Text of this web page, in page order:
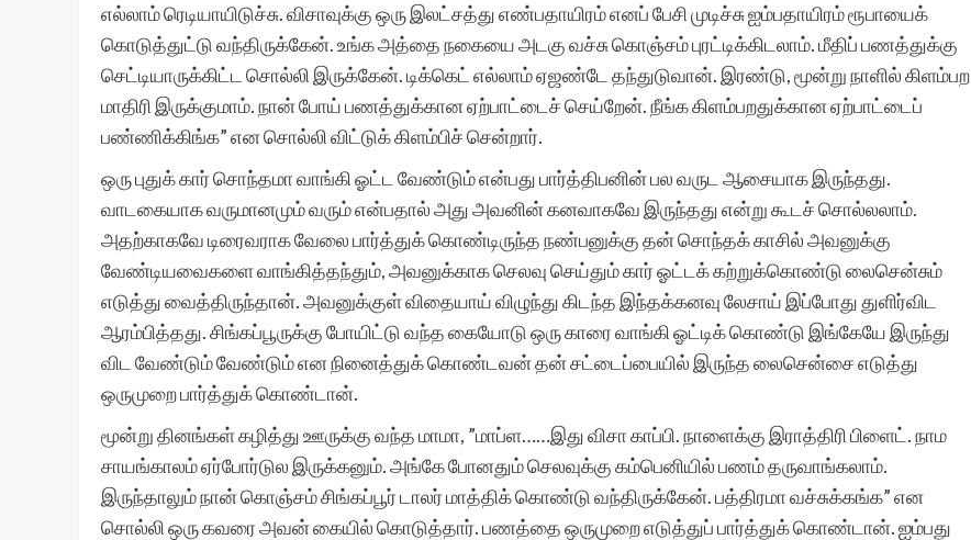
எல்லாம் ரெடியாயிடுச்சு. விசாவுக்கு ஒரு இலட்சத்து எண்பதாயிரம் எனப் பேசி முடிச்சு ஐம்பதாயிரம் ரூபாயைக்
கொடுத்துட்டு வந்திருக்கேன். உங்க அத்தை நகையை அடகு வச்சு கொஞ்சம் புரட்டிக்கிடலாம். மீதிப் பணத்துக்கு
செட்டியாருக்கிட்ட சொல்லி இருக்கேன். டிக்கெட் எல்லாம் ஏஜண்டே தந்துடுவான். இரண்டு, மூன்று நாளில் கிளம்பற
மாதிரி இருக்குமாம். நான் போய் பணத்துக்கான ஏற்பாட்டைச் செய்றேன். நீங்க கிளம்பறதுக்கான ஏற்பாட்டைப்
பண்ணிக்கிங்க” என சொல்லி விட்டுக் கிளம்பிச் சென்றார்.
ஒரு புதுக் கார் சொந்தமா வாங்கி ஓட்ட வேண்டும் என்பது பார்த்திபனின் பல வருட ஆசையாக இருந்தது.
வாடகையாக வருமானமும் வரும் என்பதால் அது அவனின் கனவாகவே இருந்தது என்று கூடச் சொல்லலாம்.
அதற்காகவே டிரைவராக வேலை பார்த்துக் கொண்டிருந்த நண்பனுக்கு தன் சொந்தக் காசில் அவனுக்கு
வேண்டியவைகளை வாங்கித்தந்தும், அவனுக்காக செலவு செய்தும் கார் ஓட்டக் கற்றுக்கொண்டு லைசென்சும்
எடுத்து வைத்திருந்தான். அவனுக்குள் விதையாய் விழுந்து கிடந்த இந்தக்கனவு லேசாய் இப்போது துளிர்விட
ஆரம்பித்தது. சிங்கப்பூருக்கு போயிட்டு வந்த கையோடு ஒரு காரை வாங்கி ஓட்டிக் கொண்டு இங்கேயே இருந்து
விட வேண்டும் வேண்டும் என நினைத்துக் கொண்டவன் தன் சட்டைப்பையில் இருந்த லைசென்சை எடுத்து
ஒருமுறை பார்த்துக் கொண்டான்.
மூன்று தினங்கள் கழித்து ஊருக்கு வந்த மாமா, ”மாப்ள……இது விசா காப்பி. நாளைக்கு இராத்திரி பிளைட். நாம
சாயங்காலம் ஏர்போர்டுல இருக்கனும். அங்கே போனதும் செலவுக்கு கம்பெனியில் பணம் தருவாங்கலாம்.
இருந்தாலும் நான் கொஞ்சம் சிங்கப்பூர் டாலர் மாத்திக் கொண்டு வந்திருக்கேன். பத்திரமா வச்சுக்கங்க” என
சொல்லி ஒரு கவரை அவன் கையில் கொடுத்தார். பணத்தை ஒருமுறை எடுத்துப் பார்த்துக் கொண்டான். ஐம்பது